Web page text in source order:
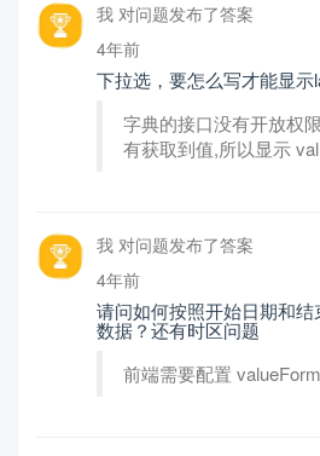
我 对问题发布了答案
4年前
下拉选，要怎么写才能显示
字典的接口没有开放权
有获取到值,所以显示
我 对问题发布了答案
4年前
请问如何按照开始日期和
数据？还有时区问题
前端需要配置